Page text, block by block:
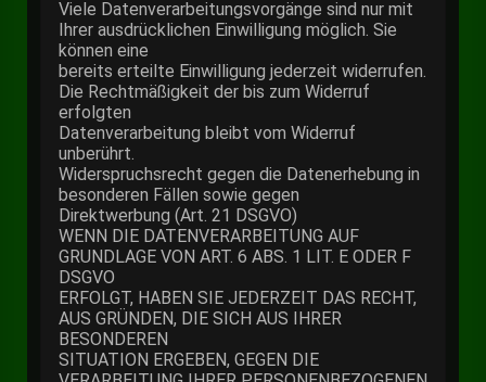
Viele Datenverarbeitungsvorgänge sind nur mit
Ihrer ausdrücklichen Einwilligung möglich. Sie
können eine
bereits erteilte Einwilligung jederzeit widerrufen.
Die Rechtmäßigkeit der bis zum Widerruf
erfolgten
Datenverarbeitung bleibt vom Widerruf
unberührt.
Widerspruchsrecht gegen die Datenerhebung in
besonderen Fällen sowie gegen
Direktwerbung (Art. 21 DSGVO)
WENN DIE DATENVERARBEITUNG AUF
GRUNDLAGE VON ART. 6 ABS. 1 LIT. E ODER F
DSGVO
ERFOLGT, HABEN SIE JEDERZEIT DAS RECHT,
AUS GRÜNDEN, DIE SICH AUS IHRER
BESONDEREN
SITUATION ERGEBEN, GEGEN DIE